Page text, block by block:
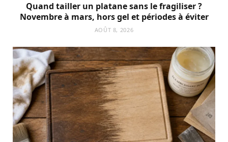
Quand tailler un platane sans le fragiliser ?
Novembre à mars, hors gel et périodes à éviter
AOÛT 8, 2026